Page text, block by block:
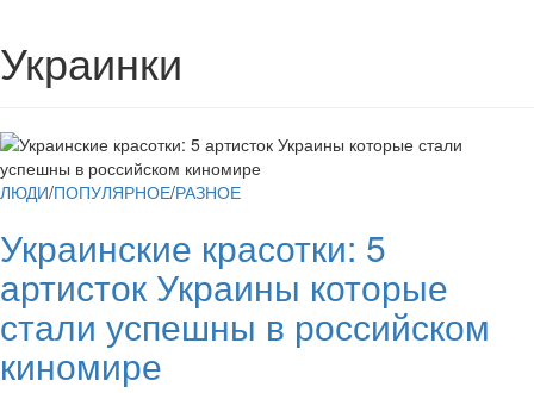
Украинки
ЛЮДИ/ПОПУЛЯРНОЕ/РАЗНОЕ
Украинские красотки: 5
артисток Украины которые
стали успешны в российском
киномире